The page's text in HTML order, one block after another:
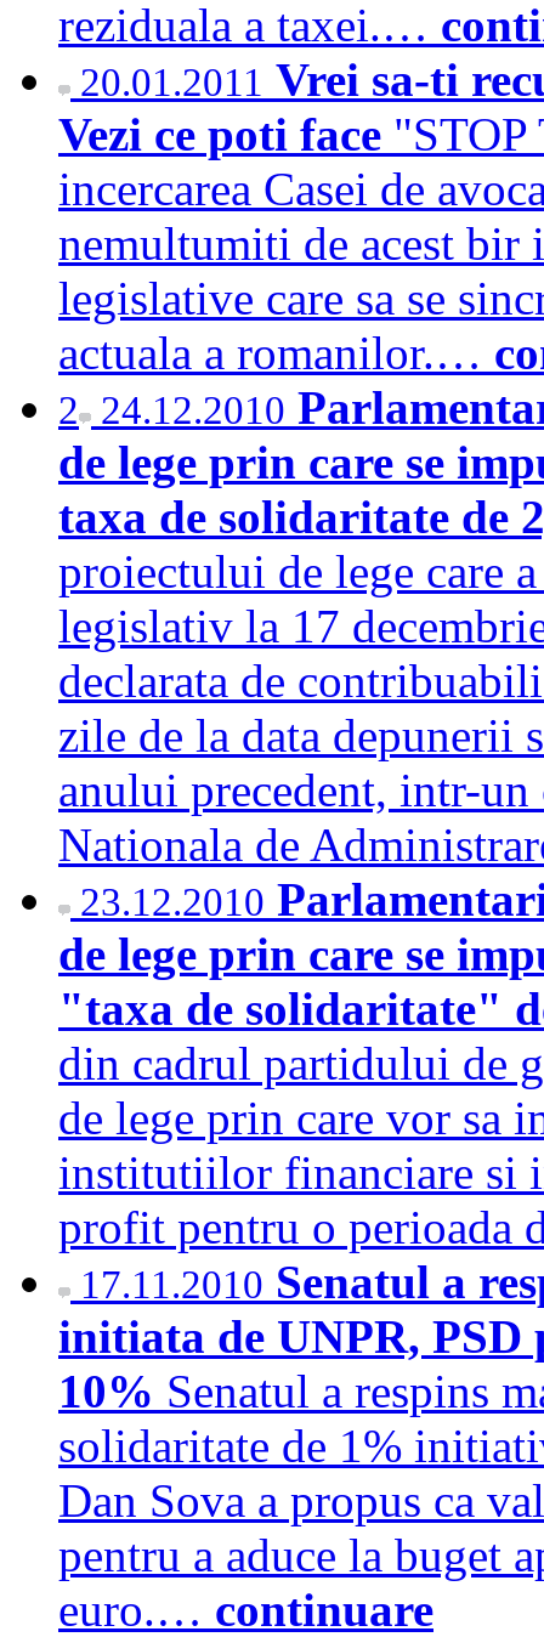
reziduala a taxei.…
20.01.2011 Vrei sa-ti
Vezi ce poti face
incercarea Casei de
nemultumiti de acest bir
legislative care sa se
actuala a romanilor.…
2 24.12.2010
de lege prin care se
taxa de solidaritate
proiectului de lege care
legislativ la 17
declarata de
zile de la data depunerii
anului precedent, intr-
Nationala de
23.12.2010
de lege prin care se
"taxa de solidaritate"
din cadrul partidului de
de lege prin care vor sa
institutiilor financiare si
profit pentru o
17.11.2010 Senatul a
initiata de UNPR, PSD
10% Senatul a respins
solidaritate de 1%
Dan Sova a propus ca
pentru a aduce la buget
euro.… continuare